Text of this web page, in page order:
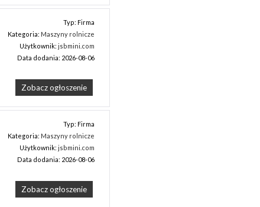
Typ: Firma
Kategoria: Maszyny rolnicze
Użytkownik:jsbmini.com
Data dodania: 2026-08-06
Zobacz ogłoszenie
Typ: Firma
Kategoria: Maszyny rolnicze
Użytkownik:jsbmini.com
Data dodania: 2026-08-06
Zobacz ogłoszenie